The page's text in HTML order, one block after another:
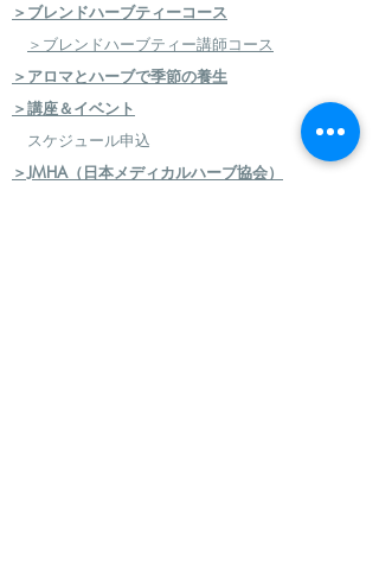
＞ブレンドハーブティーコース
＞ブレンドハーブティー講師コース
＞アロマとハーブで季節の養生
＞講座＆イベント
スケジュール申込
＞JMHA（日本メディカルハーブ協会）